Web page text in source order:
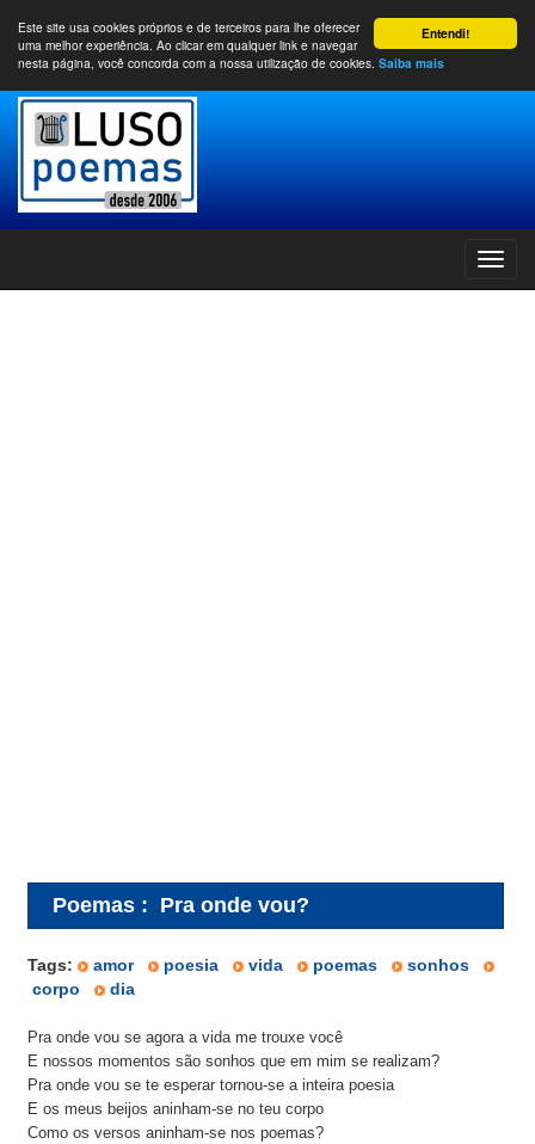
Entendi!
Este site usa cookies próprios e de terceiros para lhe oferecer
uma melhor experiência. Ao clicar em qualquer link e navegar
nesta página, você concorda com a nossa utilização de cookies. Saiba mais
Poemas : Pra onde vou?
Tags: amor poesia vida poemas
sonhos
corpo
dia
Pra onde vou se agora a vida me trouxe você
E nossos momentos são sonhos que em mim se realizam?
Pra onde vou se te esperar tornou-se a inteira poesia
E os meus beijos aninham-se no teu corpo
Como os versos aninham-se nos poemas?